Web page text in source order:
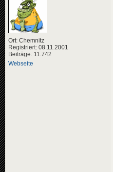
Ort: Chemnitz
Registriert: 08.11.2001
Beiträge: 11.742
Webseite